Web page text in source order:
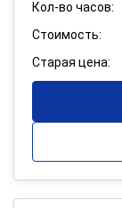
Кол-во часов:
Стоимость:
Старая цена: